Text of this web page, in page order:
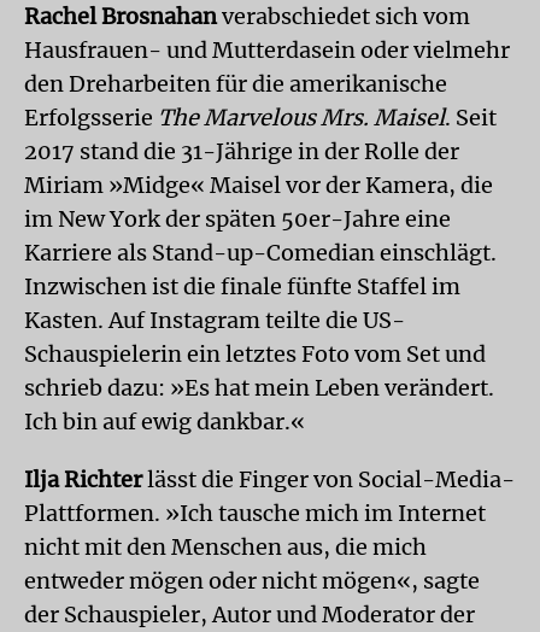
Rachel Brosnahanverabschiedet sich vom
Hausfrauen- und Mutterdasein oder vielmehr
den Dreharbeiten für die amerikanische
Erfolgsserie The Marvelous Mrs. Maisel. Seit
2017 stand die 31-Jährige in der Rolle der
Miriam »Midge« Maisel vor der Kamera, die
im New York der späten 50er-Jahre eine
Karriere als Stand-up-Comedian einschlägt.
Inzwischen ist die finale fünfte Staffel im
Kasten. Auf Instagram teilte die US-
Schauspielerin ein letztes Foto vom Set und
schrieb dazu: »Es hat mein Leben verändert.
Ich bin auf ewig dankbar.«
Ilja Richterlässt die Finger von Social-Media-
Plattformen. »Ich tausche mich im Internet
nicht mit den Menschen aus, die mich
entweder mögen oder nicht mögen«, sagte
der Schauspieler, Autor und Moderator der